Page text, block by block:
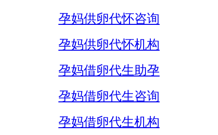
孕妈供卵代怀咨询
孕妈供卵代怀机构
孕妈借卵代生助孕
孕妈借卵代生咨询
孕妈借卵代生机构